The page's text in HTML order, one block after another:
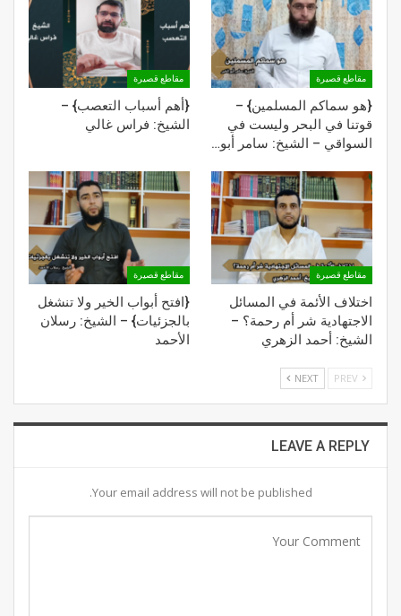
مقاطع قصيرة
{هو سماكم المسلمين} –
قوتنا في البحر وليست في
السواقي – الشيخ: سامر أبو…
مقاطع قصيرة
{أهم أسباب التعصب} –
الشيخ: فراس غالي
مقاطع قصيرة
اختلاف الأئمة في المسائل
الاجتهادية شر أم رحمة؟ –
الشيخ: أحمد الزهري
مقاطع قصيرة
{افتح أبواب الخير ولا تنشغل
بالجزئيات} – الشيخ: رسلان
الأحمد
NEXT
LEAVE A REPLY
Your email address will not be published.